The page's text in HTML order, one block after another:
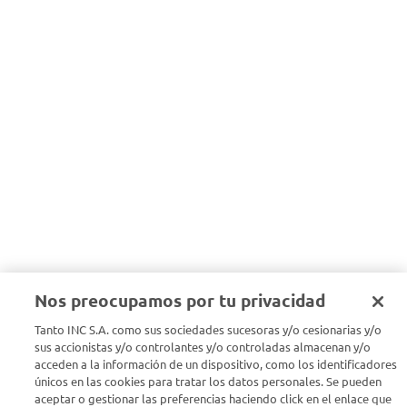
Nos preocupamos por tu privacidad
Tanto INC S.A. como sus sociedades sucesoras y/o cesionarias y/o
sus accionistas y/o controlantes y/o controladas almacenan y/o
acceden a la información de un dispositivo, como los identificadores
únicos en las cookies para tratar los datos personales. Se pueden
aceptar o gestionar las preferencias haciendo click en el enlace que